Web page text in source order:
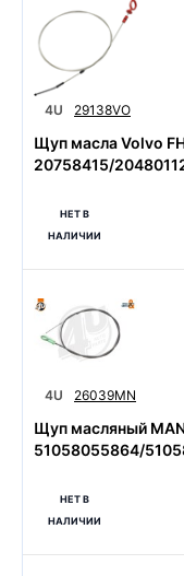
4U 29138VO
Щуп масла Volvo
20758415/
НЕТ В
НАЛИЧИИ
4U 26039MN
Щуп масляный
51058055864/
НЕТ В
НАЛИЧИИ